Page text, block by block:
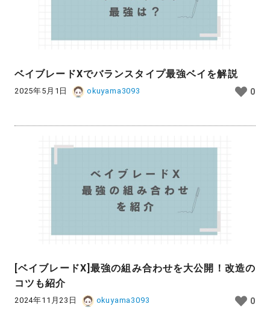
ベイブレードXでバランスタイプ最強ベイを解説
2025年5月1日 okuyama3093 0
[ベイブレードX]最強の組み合わせを大公開！改造の
コツも紹介
2024年11月23日 okuyama3093 0